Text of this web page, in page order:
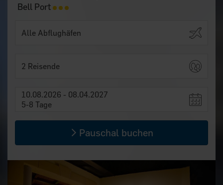
Bell Port
2 Reisende
10.08.2026 - 08.04.2027
5-8 Tage
Pauschal buchen